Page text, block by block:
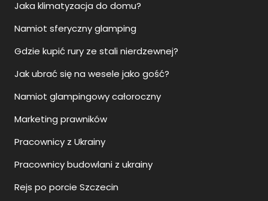
Jaka klimatyzacja do domu?
Namiot sferyczny glamping
Gdzie kupić rury ze stali nierdzewnej?
Jak ubrać się na wesele jako gość?
Namiot glampingowy całoroczny
Marketing prawników
Pracownicy z Ukrainy
Pracownicy budowlani z ukrainy
Rejs po porcie Szczecin